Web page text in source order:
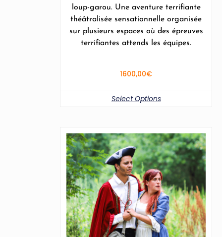
loup-garou. Une aventure terrifiante
théâtralisée sensationnelle organisée
sur plusieurs espaces où des épreuves
terrifiantes attends les équipes.
1600,00€
Select Options